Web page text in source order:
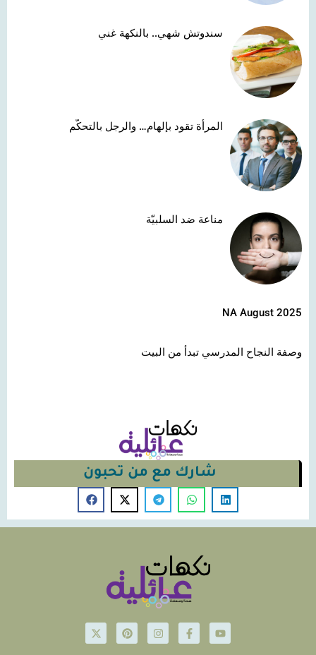
سندوتش شهي.. بالنكهة غني
المرأة تقود بإلهام… والرجل بالتحكّم
مناعة ضد السلبيّة
NA August 2025
وصفة النجاح المدرسي تبدأ من البيت
شارك مع من تحبون